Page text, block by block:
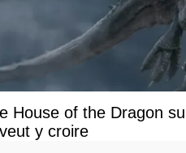
House of the Dragon
y croire